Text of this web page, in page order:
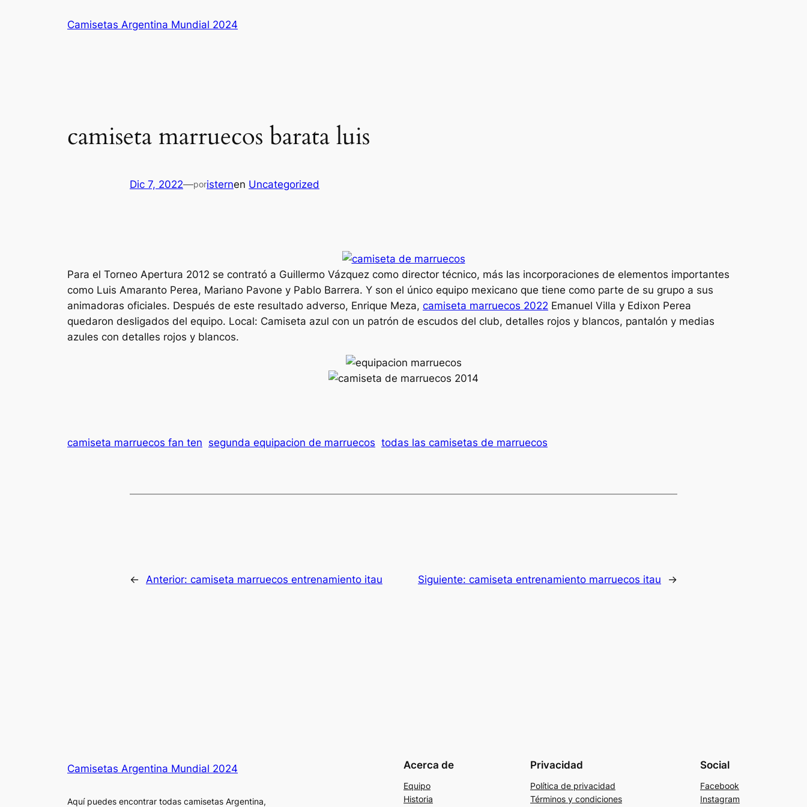
Camisetas Argentina Mundial 2024
camiseta marruecos barata luis
Dic 7, 2022—poristernen Uncategorized
Para el Torneo Apertura 2012 se contrató a Guillermo Vázquez como director técnico, más las incorporaciones de elementos importantes
como Luis Amaranto Perea, Mariano Pavone y Pablo Barrera. Y son el único equipo mexicano que tiene como parte de su grupo a sus
animadoras oficiales. Después de este resultado adverso, Enrique Meza, camiseta marruecos 2022 Emanuel Villa y Edixon Perea
quedaron desligados del equipo. Local: Camiseta azul con un patrón de escudos del club, detalles rojos y blancos, pantalón y medias
azules con detalles rojos y blancos.
camiseta marruecos fan ten segunda equipacion de marruecos todas las camisetas de marruecos
← Anterior: camiseta marruecos entrenamiento itau Siguiente: camiseta entrenamiento marruecos itau →
Camisetas Argentina Mundial 2024
Aquí puedes encontrar todas camisetas Argentina,
Acerca de
Equipo
Historia
Privacidad
Política de privacidad
Términos y condiciones
Social
Facebook
Instagram